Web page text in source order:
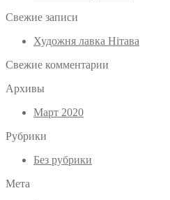
Свежие записи
Художня лавка Нітава
Свежие комментарии
Архивы
Март 2020
Рубрики
Без рубрики
Мета